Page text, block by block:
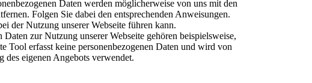
Daten werden möglicherweise von uns mit den
Folgen Sie dabei den entsprechenden Anweisungen.
der Nutzung unserer Webseite führen kann.
zur Nutzung unserer Webseite gehören beispielsweise,
Tool erfasst keine personenbezogenen Daten und wird von
des eigenen Angebots verwendet.